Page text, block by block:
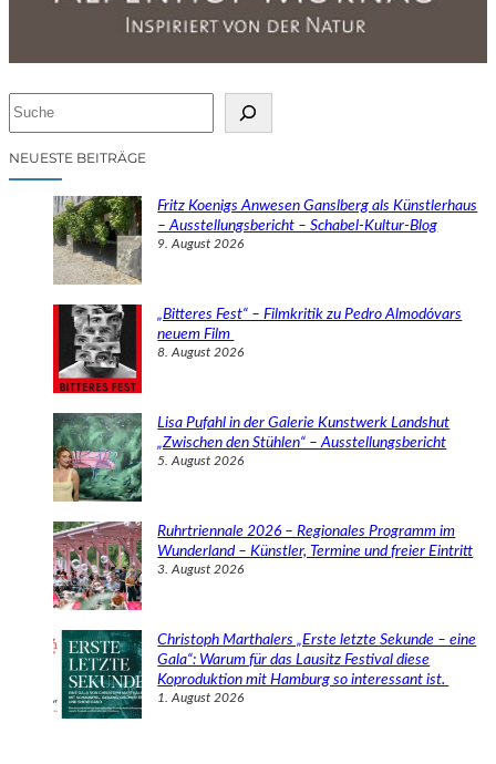
cNEUESTE BEITRÄGE
Fritz Koenigs Anwesen Ganslberg als Künstlerhaus
– Ausstellungsbericht – Schabel-Kultur-Blog
9. August 2026
„Bitteres Fest“ – Filmkritik zu Pedro Almodóvars
neuem Film
8. August 2026
Lisa Pufahl in der Galerie Kunstwerk Landshut
„Zwischen den Stühlen“ – Ausstellungsbericht
5. August 2026
Ruhrtriennale 2026 – Regionales Programm im
Wunderland – Künstler, Termine und freier Eintritt
3. August 2026
Christoph Marthalers „Erste letzte Sekunde – eine
Gala“: Warum für das Lausitz Festival diese
Koproduktion mit Hamburg so interessant ist.
1. August 2026